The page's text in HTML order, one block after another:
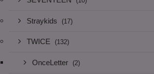
Straykids (17)
TWICE (132)
OnceLetter (2)